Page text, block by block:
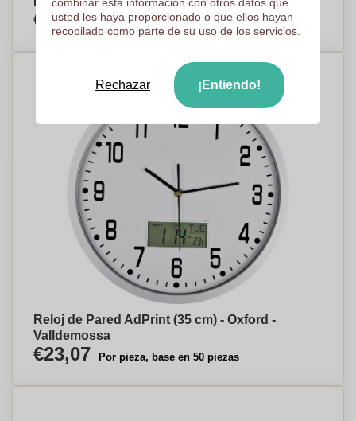
€14,54 Por pieza, base en 100 piezas
Reloj de Pared AdPrint (35 cm) - Oxford -
Valldemossa
€23,07 Por pieza, base en 50 piezas
usted les haya proporcionado o que ellos hayan
recopilado como parte de su uso de los servicios.
Rechazar ¡Entiendo!